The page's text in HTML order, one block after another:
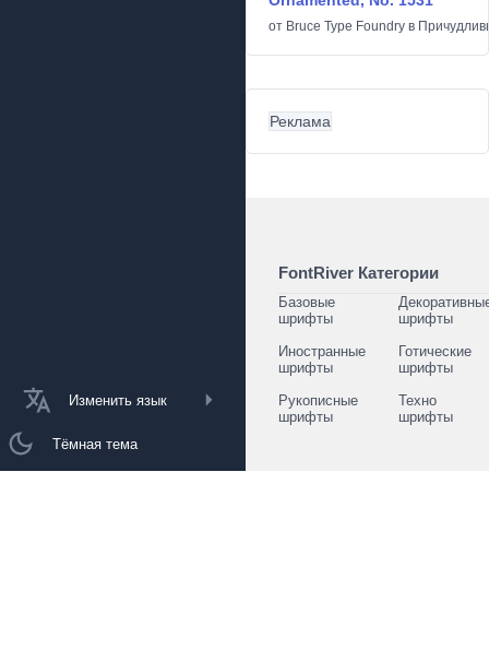
Изменить язык
Тёмная тема
от Bruce Type Foundry в
Реклама
FontRiver Категории
Базовые
шрифты
шрифты
Иностранные
шрифты
Готические
шрифты
Рукописные
шрифты
Техно
шрифты